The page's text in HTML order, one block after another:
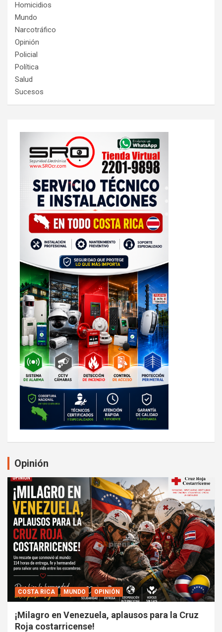
Homicidios
Mundo
Narcotráfico
Opinión
Policial
Política
Salud
Sucesos
Opinión
COSTA RICA MUNDO OPINIÓN
¡Milagro en Venezuela, aplausos para la Cruz
Roja costarricense!